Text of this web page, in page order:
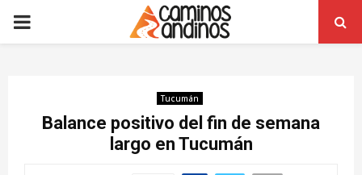
PRIMARY
Tucumán
Balance positivo del fin de semana
largo en Tucumán